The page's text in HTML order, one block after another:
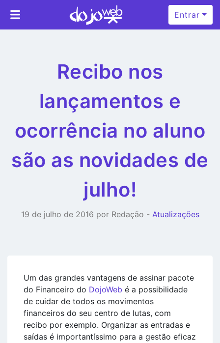
Entrar
Recibo nos
lançamentos e
ocorrência no aluno
são as novidades de
julho!
19 de julho de 2016 por Redação - Atualizações
Um das grandes vantagens de assinar pacote
do Financeiro do DojoWeb é a possibilidade
de cuidar de todos os movimentos
financeiros do seu centro de lutas, com
recibo por exemplo. Organizar as entradas e
saídas é importantíssimo para a gestão eficaz